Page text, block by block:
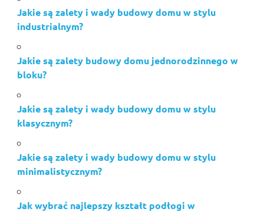
Jakie są zalety i wady budowy domu w stylu
industrialnym?
Jakie są zalety budowy domu jednorodzinnego w
bloku?
Jakie są zalety i wady budowy domu w stylu
klasycznym?
Jakie są zalety i wady budowy domu w stylu
minimalistycznym?
Jak wybrać najlepszy kształt podłogi w